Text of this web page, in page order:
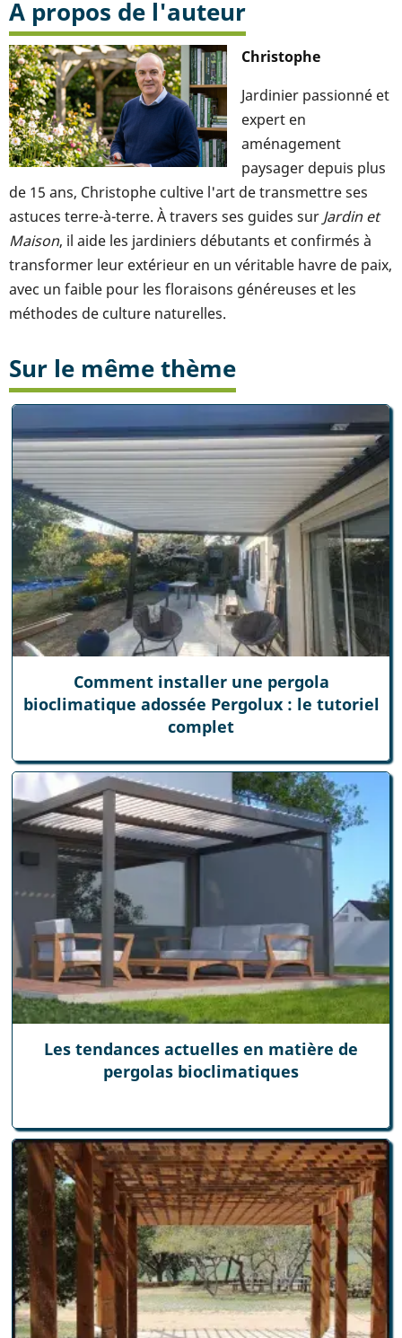
A propos de l'auteur
Christophe
Jardinier passionné et
expert en
aménagement
paysager depuis plus
de 15 ans, Christophe cultive l'art de transmettre ses
astuces terre-à-terre. À travers ses guides sur Jardin et
Maison, il aide les jardiniers débutants et confirmés à
transformer leur extérieur en un véritable havre de paix,
avec un faible pour les floraisons généreuses et les
méthodes de culture naturelles.
Sur le même thème
Comment installer une pergola
bioclimatique adossée Pergolux : le tutoriel
complet
Les tendances actuelles en matière de
pergolas bioclimatiques